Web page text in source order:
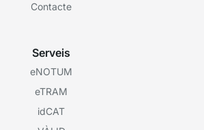
Contacte
Serveis
eNOTUM
eTRAM
idCAT